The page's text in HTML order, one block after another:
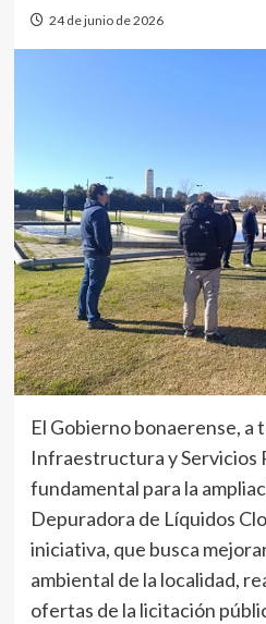
24 de junio de 2026
El Gobierno bonaerense,
Infraestructura y Servicios
fundamental para la
Depuradora de Líquidos
iniciativa, que busca
ambiental de la localidad,
ofertas de la licitación